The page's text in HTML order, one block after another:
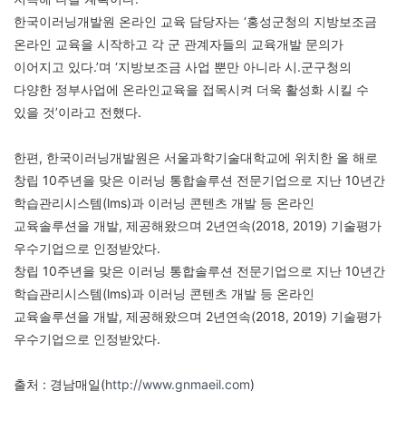
한국이러닝개발원 온라인 교육 담당자는 ‘홍성군청의 지방보조금
온라인 교육을 시작하고 각 군 관계자들의 교육개발 문의가
이어지고 있다.’며 ‘지방보조금 사업 뿐만 아니라 시.군구청의
다양한 정부사업에 온라인교육을 접목시켜 더욱 활성화 시킬 수
있을 것’이라고 전했다.
한편, 한국이러닝개발원은 서울과학기술대학교에 위치한 올 해로
창립 10주년을 맞은 이러닝 통합솔루션 전문기업으로 지난 10년간
학습관리시스템(lms)과 이러닝 콘텐츠 개발 등 온라인
교육솔루션을 개발, 제공해왔으며 2년연속(2018, 2019) 기술평가
우수기업으로 인정받았다.
창립 10주년을 맞은 이러닝 통합솔루션 전문기업으로 지난 10년간
학습관리시스템(lms)과 이러닝 콘텐츠 개발 등 온라인
교육솔루션을 개발, 제공해왔으며 2년연속(2018, 2019) 기술평가
우수기업으로 인정받았다.
출처 : 경남매일(http://www.gnmaeil.com)